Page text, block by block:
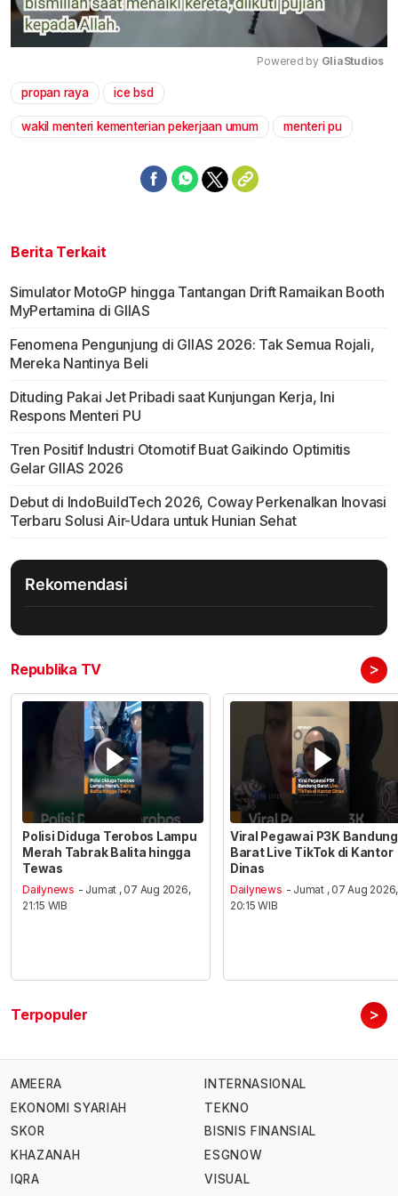
Powered by GliaStudios
propan raya ice bsd
wakil menteri kementerian pekerjaan umum menteri pu
Berita Terkait
Simulator MotoGP hingga Tantangan Drift Ramaikan Booth
MyPertamina di GIIAS
Fenomena Pengunjung di GIIAS 2026: Tak Semua Rojali,
Mereka Nantinya Beli
Dituding Pakai Jet Pribadi saat Kunjungan Kerja, Ini
Respons Menteri PU
Tren Positif Industri Otomotif Buat Gaikindo Optimitis
Gelar GIIAS 2026
Debut di IndoBuildTech 2026, Coway Perkenalkan Inovasi
Terbaru Solusi Air-Udara untuk Hunian Sehat
Rekomendasi
Republika TV >
Polisi Diduga Terobos Lampu
Merah Tabrak Balita hingga
Tewas
Dailynews - Jumat , 07 Aug 2026,
21:15 WIB
Viral Pegawai P3K Bandung
Barat Live TikTok di Kantor
Dinas
Dailynews - Jumat , 07 Aug 2026,
20:15 WIB
Terpopuler >
AMEERA
EKONOMI SYARIAH
SKOR
KHAZANAH
IQRA
INTERNASIONAL
TEKNO
BISNIS FINANSIAL
ESGNOW
VISUAL